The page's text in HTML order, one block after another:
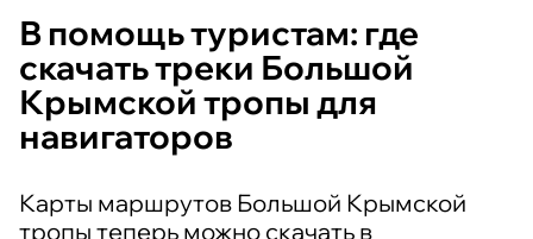
В помощь туристам: где
скачать треки Большой
Крымской тропы для
навигаторов
Карты маршрутов Большой Крымской
тропы теперь можно скачать в